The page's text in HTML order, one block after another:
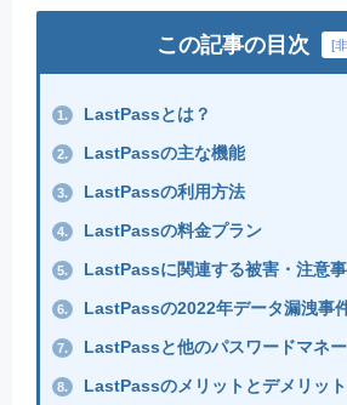
この記事の目次 [
1. LastPassとは？
2. LastPassの主な機能
3. LastPassの利用方法
4. LastPassの料金プラン
5. LastPassに関連する被害・注意
6. LastPassの2022年データ漏洩事
7. LastPassと他のパスワードマネ
8. LastPassのメリットとデメリット